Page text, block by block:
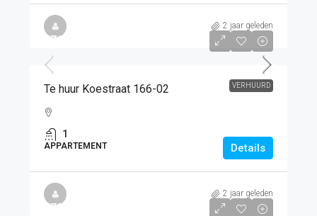
2 jaar geleden
VERHUURD
€718
Te huur Koestraat 166-02
1
APPARTEMENT Details
2 jaar geleden
€784